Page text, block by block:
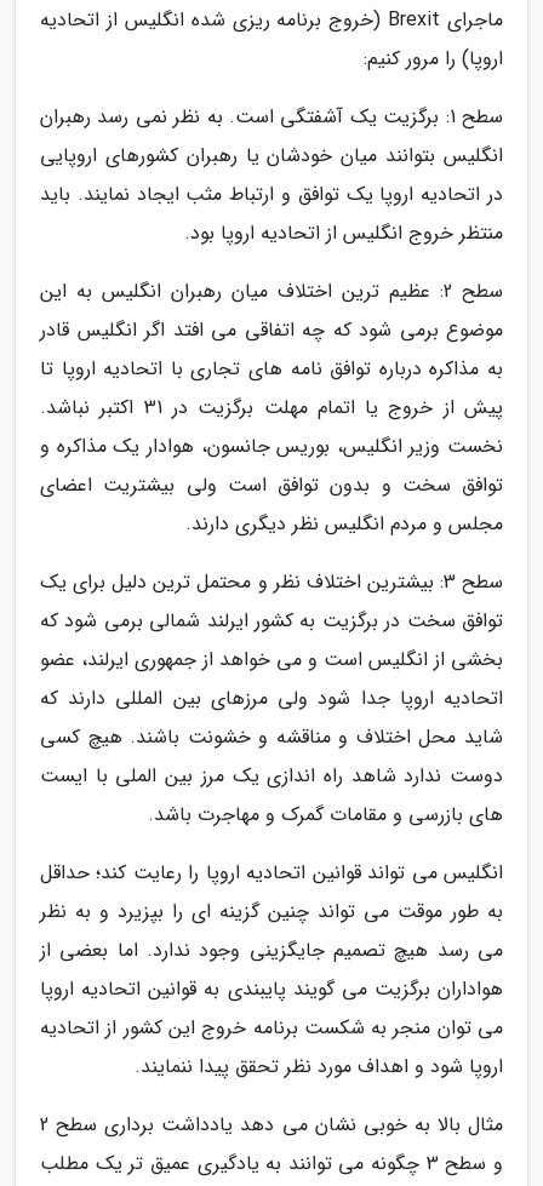
ماجرای Brexit (خروج برنامه ریزی شده انگلیس از اتحادیه
اروپا) را مرور کنیم:
سطح 1: برگزیت یک آشفتگی است. به نظر نمی رسد رهبران
انگلیس بتوانند میان خودشان یا رهبران کشورهای اروپایی
در اتحادیه اروپا یک توافق و ارتباط مثب ایجاد نمایند. باید
منتظر خروج انگلیس از اتحادیه اروپا بود.
سطح 2: عظیم ترین اختلاف میان رهبران انگلیس به این
موضوع برمی شود که چه اتفاقی می افتد اگر انگلیس قادر
به مذاکره درباره توافق نامه های تجاری با اتحادیه اروپا تا
پیش از خروج یا اتمام مهلت برگزیت در 31 اکتبر نباشد.
نخست وزیر انگلیس، بوریس جانسون، هوادار یک مذاکره و
توافق سخت و بدون توافق است ولی بیشتریت اعضای
مجلس و مردم انگلیس نظر دیگری دارند.
سطح 3: بیشترین اختلاف نظر و محتمل ترین دلیل برای یک
توافق سخت در برگزیت به کشور ایرلند شمالی برمی شود که
بخشی از انگلیس است و می خواهد از جمهوری ایرلند، عضو
اتحادیه اروپا جدا شود ولی مرزهای بین المللی دارند که
شاید محل اختلاف و مناقشه و خشونت باشند. هیچ کسی
دوست ندارد شاهد راه اندازی یک مرز بین الملی با ایست
های بازرسی و مقامات گمرک و مهاجرت باشد.
انگلیس می تواند قوانین اتحادیه اروپا را رعایت کند؛ حداقل
به طور موقت می تواند چنین گزینه ای را بپزیرد و به نظر
می رسد هیچ تصمیم جایگزینی وجود ندارد. اما بعضی از
هواداران برگزیت می گویند پایبندی به قوانین اتحادیه اروپا
می توان منجر به شکست برنامه خروج این کشور از اتحادیه
اروپا شود و اهداف مورد نظر تحقق پیدا ننمایند.
مثال بالا به خوبی نشان می دهد یادداشت برداری سطح 2
و سطح 3 چگونه می توانند به یادگیری عمیق تر یک مطلب